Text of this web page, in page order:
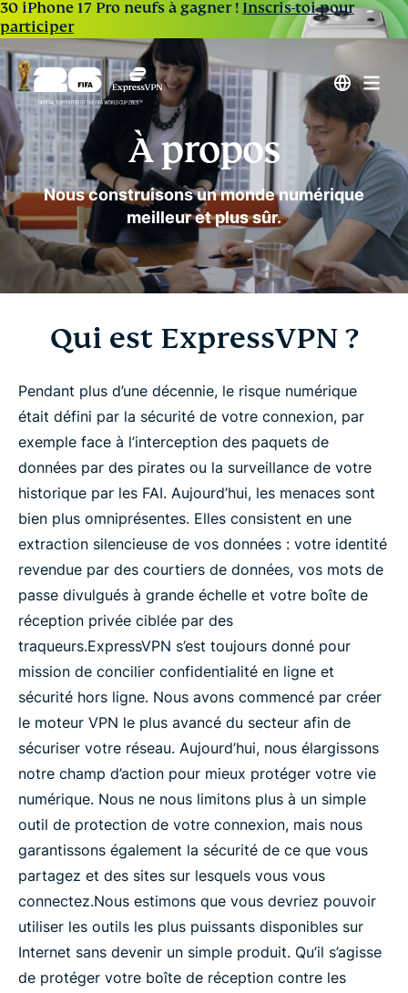
30 iPhone 17 Pro neufs à gagner ! Inscris-toi pour
participer
À propos
Nous construisons un monde numérique
meilleur et plus sûr.
Qui est ExpressVPN ?
Pendant plus d’une décennie, le risque numérique
était défini par la sécurité de votre connexion, par
exemple face à l’interception des paquets de
données par des pirates ou la surveillance de votre
historique par les FAI. Aujourd’hui, les menaces sont
bien plus omniprésentes. Elles consistent en une
extraction silencieuse de vos données : votre identité
revendue par des courtiers de données, vos mots de
passe divulgués à grande échelle et votre boîte de
réception privée ciblée par des
traqueurs.ExpressVPN s’est toujours donné pour
mission de concilier confidentialité en ligne et
sécurité hors ligne. Nous avons commencé par créer
le moteur VPN le plus avancé du secteur afin de
sécuriser votre réseau. Aujourd’hui, nous élargissons
notre champ d’action pour mieux protéger votre vie
numérique. Nous ne nous limitons plus à un simple
outil de protection de votre connexion, mais nous
garantissons également la sécurité de ce que vous
partagez et des sites sur lesquels vous vous
connectez.Nous estimons que vous devriez pouvoir
utiliser les outils les plus puissants disponibles sur
Internet sans devenir un simple produit. Qu’il s’agisse
de protéger votre boîte de réception contre les